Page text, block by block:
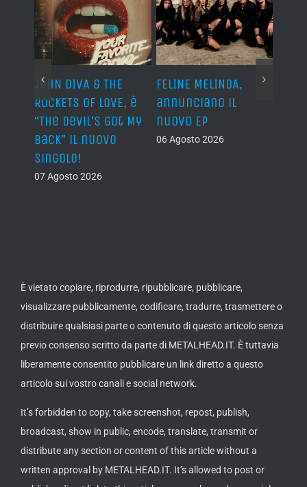
JOHN DIVA & THE
ROCKETS OF LOVE, è
“The Devil’s Got My
Back” il nuovo
singolo!
07 Agosto 2026
FELINE MELINDA,
annunciano il
nuovo EP
06 Agosto 2026
È vietato copiare, riprodurre, ripubblicare, pubblicare,
visualizzare pubblicamente, codificare, tradurre, trasmettere o
distribuire qualsiasi parte o contenuto di questo articolo senza
previo consenso scritto da parte di METALHEAD.IT. È tuttavia
liberamente consentito pubblicare un link diretto a questo
articolo sui vostro canali e social network.
It’s forbidden to copy, take screenshot, repost, publish,
broadcast, show in public, encode, translate, transmit or
distribute any section or content of this article without a
written approval by METALHEAD.IT. It’s allowed to post or